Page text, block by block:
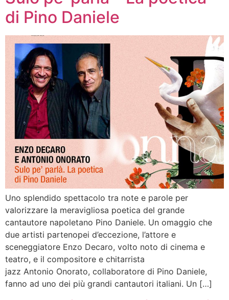
di Pino Daniele
Uno splendido spettacolo tra note e parole per
valorizzare la meravigliosa poetica del grande
cantautore napoletano Pino Daniele. Un omaggio che
due artisti partenopei d’eccezione, l’attore e
sceneggiatore Enzo Decaro, volto noto di cinema e
teatro, e il compositore e chitarrista
jazz Antonio Onorato, collaboratore di Pino Daniele,
fanno ad uno dei più grandi cantautori italiani. Un […]